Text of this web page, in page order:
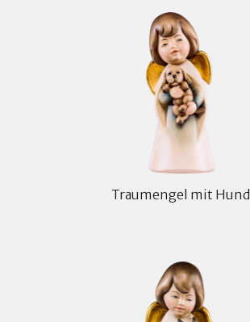
Traumengel mit Hund